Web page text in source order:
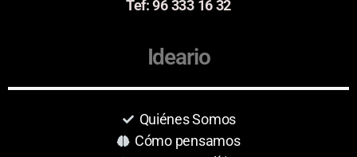
Tef: 96 333 16 32
Ideario
Quiénes Somos
Cómo pensamos